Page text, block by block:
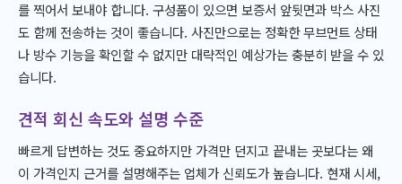
를 찍어서 보내야 합니다. 구성품이 있으면 보증서 앞뒷면과 박스 사진
도 함께 전송하는 것이 좋습니다. 사진만으로는 정확한 무브먼트 상태
나 방수 기능을 확인할 수 없지만 대략적인 예상가는 충분히 받을 수 있
습니다.
견적 회신 속도와 설명 수준
빠르게 답변하는 것도 중요하지만 가격만 던지고 끝내는 곳보다는 왜
이 가격인지 근거를 설명해주는 업체가 신뢰도가 높습니다. 현재 시세,